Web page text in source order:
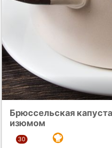
Брюссельская
изюмом